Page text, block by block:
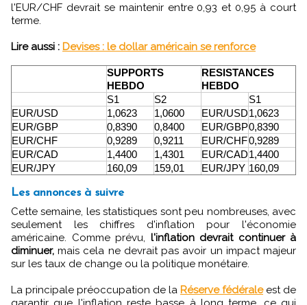
l'EUR/CHF devrait se maintenir entre 0,93 et 0,95 à court
terme.
Lire aussi : Devises : le dollar américain se renforce
SUPPORTS
HEBDO
RESISTANCES
HEBDO
S1
S2
S1
EUR/USD
1,0623 1,0600 EUR/USD1,0623
EUR/GBP
0,8390 0,8400 EUR/GBP0,8390
EUR/CHF
0,9289 0,9211 EUR/CHF0,9289
EUR/CAD
1,4400 1,4301 EUR/CAD1,4400
EUR/JPY
160,09 159,01 EUR/JPY 160,09
Les annonces à suivre
Cette semaine, les statistiques sont peu nombreuses, avec
seulement les chiffres d'inflation pour l'économie
américaine. Comme prévu, l'inflation devrait continuer à
diminuer, mais cela ne devrait pas avoir un impact majeur
sur les taux de change ou la politique monétaire.
La principale préoccupation de la Réserve fédéraleest de